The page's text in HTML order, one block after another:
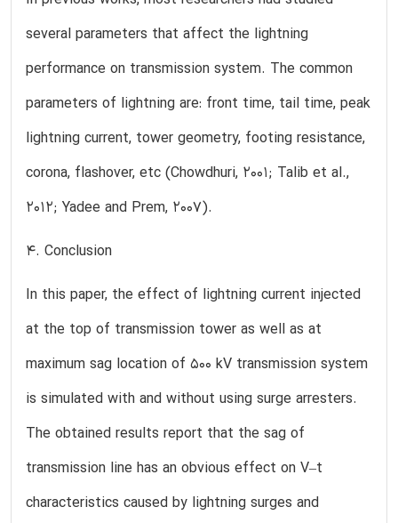
several parameters that affect the lightning
performance on transmission system. The common
parameters of lightning are: front time, tail time, peak
lightning current, tower geometry, footing resistance,
corona, flashover, etc (Chowdhuri, 2001; Talib et al.,
2012; Yadee and Prem, 2007).
4. Conclusion
In this paper, the effect of lightning current injected
at the top of transmission tower as well as at
maximum sag location of 500 kV transmission system
is simulated with and without using surge arresters.
The obtained results report that the sag of
transmission line has an obvious effect on V–t
characteristics caused by lightning surges and